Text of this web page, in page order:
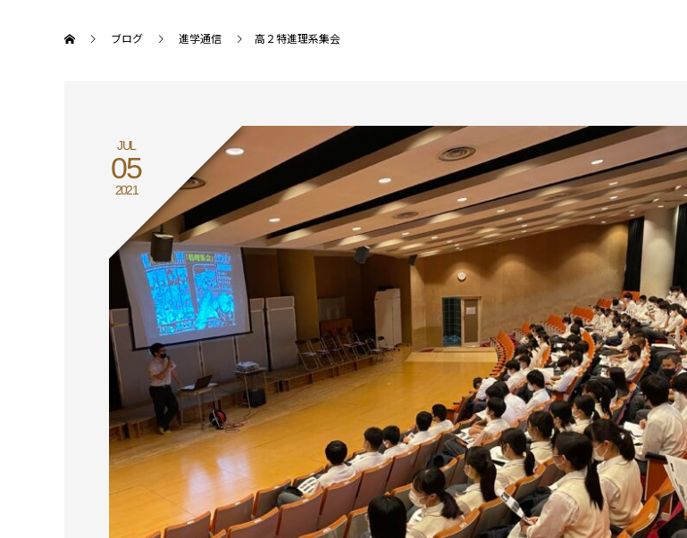
ブログ 進学通信 高２特進理系集会
JUL
05
2021